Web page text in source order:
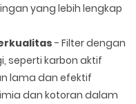
yang lebih lengkap
- Filter dengan
seperti karbon aktif
lama dan efektif
dan kotoran dalam